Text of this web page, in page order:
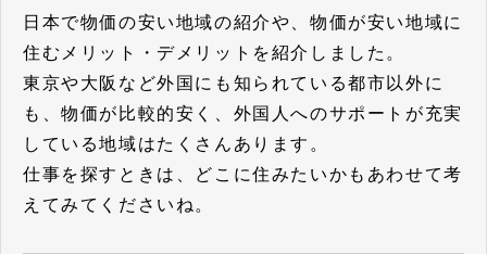
日本で物価の安い地域の紹介や、物価が安い地域に
住むメリット・デメリットを紹介しました。
東京や大阪など外国にも知られている都市以外に
も、物価が比較的安く、外国人へのサポートが充実
している地域はたくさんあります。
仕事を探すときは、どこに住みたいかもあわせて考
えてみてくださいね。